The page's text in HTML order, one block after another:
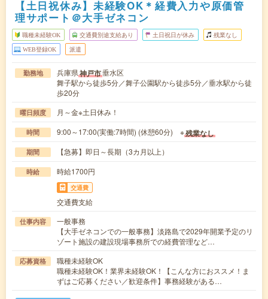
【土日祝休み】未経験OK＊経費入力や原価管
理サポート＠大手ゼネコン
職種未経験OK 交通費別途支給あり 土日祝日が休み 残業なし
WEB登録OK 派遣
勤務地 兵庫県神戸市垂水区
舞子駅から徒歩5分／舞子公園駅から徒歩5分／垂水駅から徒
歩20分
曜日頻度 月～金※土日休み！
時間 9:00～17:00(実働:7時間) (休憩60分) ※残業なし
期間 【急募】即日～長期（3カ月以上）
時給 時給1700円
交通費
交通費支給
仕事内容
一般事務
【大手ゼネコンでの一般事務】淡路島で2029年開業予定のリ
ゾート施設の建設現場事務所での経費管理など…
応募資格
職種未経験OK
職種未経験OK！業界未経験OK！【こんな方におススメ！ま
ずはご応募ください／歓迎条件】事務経験がある…